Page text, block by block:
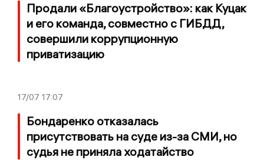
Продали «Благоустройство»: как Куцак
и его команда, совместно с ГИБДД,
совершили коррупционную
приватизацию
17/07 17:07
Бондаренко отказалась
присутствовать на суде из-за СМИ, но
судья не приняла ходатайство